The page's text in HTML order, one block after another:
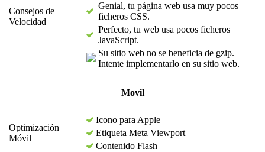
Consejos de
Velocidad
Genial, tu página web usa muy pocos
ficheros CSS.
Perfecto, tu web usa pocos ficheros
JavaScript.
Su sitio web no se beneficia de gzip.
Intente implementarlo en su sitio web.
Movil
Optimización
Móvil
Icono para Apple
Etiqueta Meta Viewport
Contenido Flash